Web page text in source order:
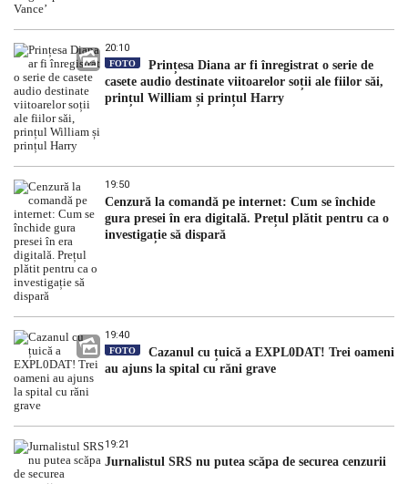
20:10
FOTO
Prințesa Diana ar fi înregistrat o serie de
casete audio destinate viitoarelor soții ale fiilor săi,
prințul William și prințul Harry
19:50
Cenzură la comandă pe internet: Cum se închide
gura presei în era digitală. Prețul plătit pentru ca o
investigație să dispară
19:40
FOTO
Cazanul cu țuică a EXPL0DAT! Trei oameni
au ajuns la spital cu răni grave
19:21
Jurnalistul SRS nu putea scăpa de securea cenzurii